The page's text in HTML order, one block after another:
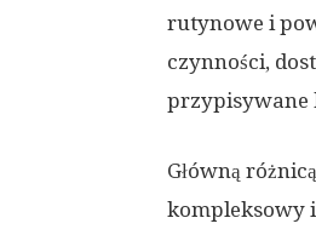
rutynowe i
czynności,
przypisywane
Główną
kompleksowy